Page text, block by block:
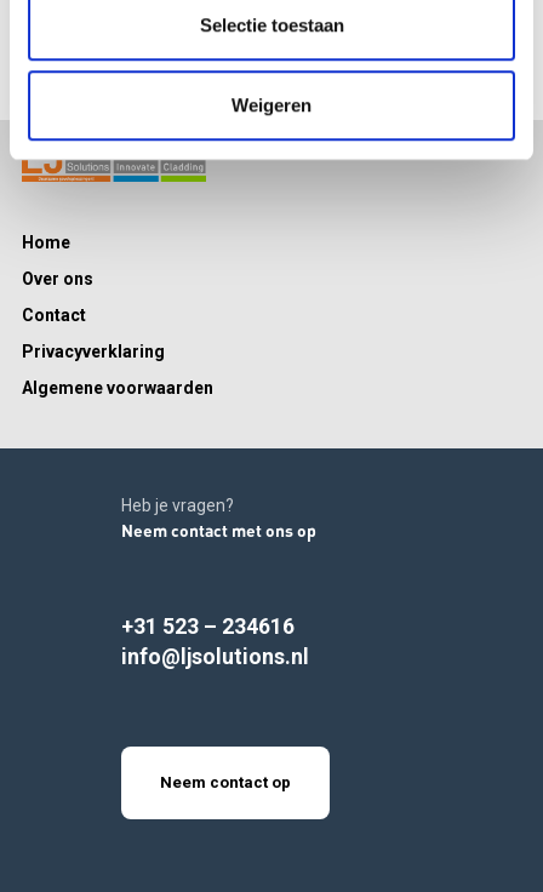
Selectie toestaan
Weigeren
Home
Over ons
Contact
Privacyverklaring
Algemene voorwaarden
Heb je vragen?
Neem contact met ons op
+31 523 – 234616
info@ljsolutions.nl
Neem contact op